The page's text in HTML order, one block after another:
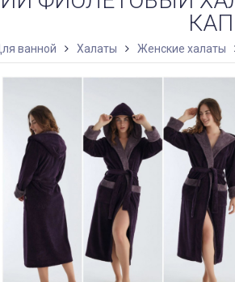
ванной Халаты Женские халаты